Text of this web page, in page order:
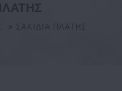
ΣΑΚΙΔΙΑ ΠΛΑΤΗΣ